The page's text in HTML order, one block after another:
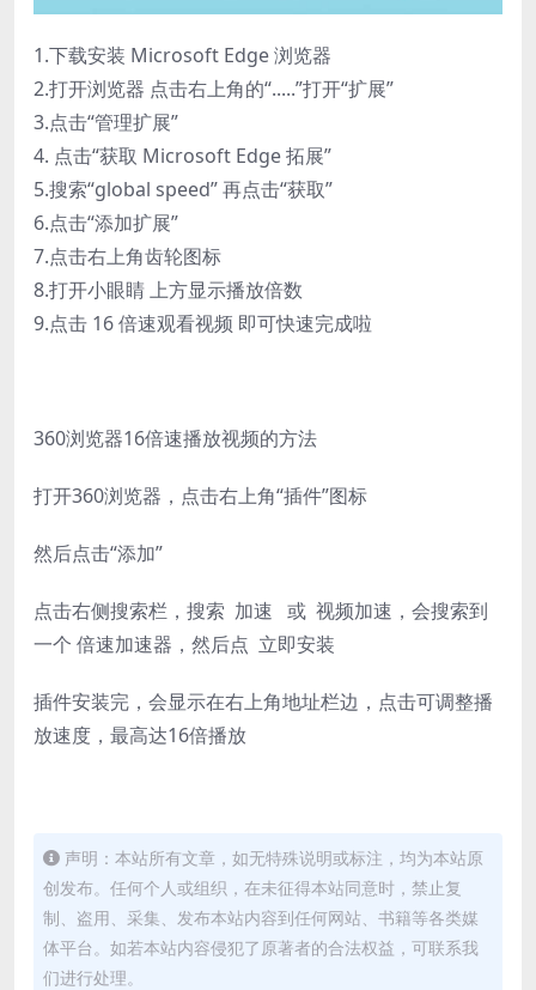
1.下载安装 Microsoft Edge 浏览器
2.打开浏览器 点击右上角的“.....”打开“扩展”
3.点击“管理扩展”
4. 点击“获取 Microsoft Edge 拓展”
5.搜索“global speed” 再点击“获取”
6.点击“添加扩展”
7.点击右上角齿轮图标
8.打开小眼睛 上方显示播放倍数
9.点击 16 倍速观看视频 即可快速完成啦
360浏览器16倍速播放视频的方法
打开360浏览器，点击右上角“插件”图标
然后点击“添加”
点击右侧搜索栏，搜索 加速 或 视频加速，会搜索到
一个 倍速加速器，然后点 立即安装
插件安装完，会显示在右上角地址栏边，点击可调整播
放速度，最高达16倍播放
声明：本站所有文章，如无特殊说明或标注，均为本站原
创发布。任何个人或组织，在未征得本站同意时，禁止复
制、盗用、采集、发布本站内容到任何网站、书籍等各类媒
体平台。如若本站内容侵犯了原著者的合法权益，可联系我
们进行处理。